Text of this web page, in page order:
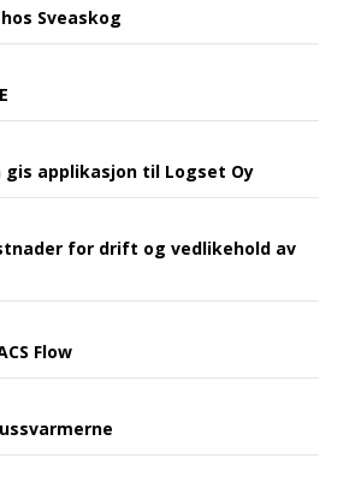
Sveaskog
gis applikasjon til Logset Oy
for drift og vedlikehold av
Flow